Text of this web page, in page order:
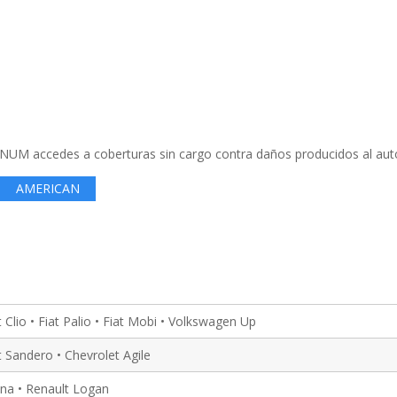
accedes a coberturas sin cargo contra daños producidos al
AMERICAN
Clio • Fiat Palio • Fiat Mobi • Volkswagen Up
Sandero • Chevrolet Agile
• Renault Logan